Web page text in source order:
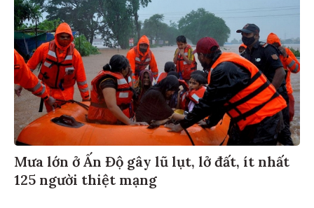
Mưa lớn ở Ấn Độ gây lũ lụt, lở đất, ít nhất
125 người thiệt mạng